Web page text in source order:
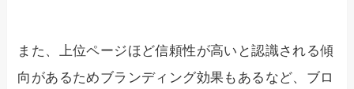
また、上位ページほど信頼性が高いと認識される傾
向があるためブランディング効果もあるなど、ブロ